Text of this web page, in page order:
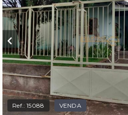
Ref.:15088 VENDA